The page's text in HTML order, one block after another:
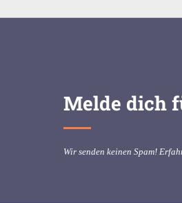
Melde dich
Wir senden keinen Spam!